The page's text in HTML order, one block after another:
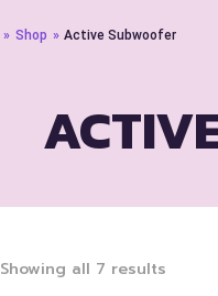
» Shop » Active Subwoofer
Showing all 7 results